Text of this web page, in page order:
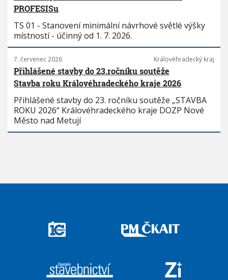
PROFESISu
TS 01 - Stanovení minimální návrhové světlé výšky
místností - účinný od 1. 7. 2026.
7. červenec 2026 Královéhradecký kraj
Přihlášené stavby do 23.ročníku soutěže
Stavba roku Královéhradeckého kraje 2026
Přihlášené stavby do 23. ročníku soutěže „STAVBA
ROKU 2026“ Královéhradeckého kraje DOZP Nové
Město nad Metují